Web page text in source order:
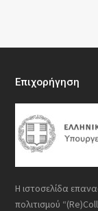
Επιχορήγηση
Η ιστοσελίδα
πολιτισμού